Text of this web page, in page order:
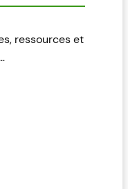
ressources et